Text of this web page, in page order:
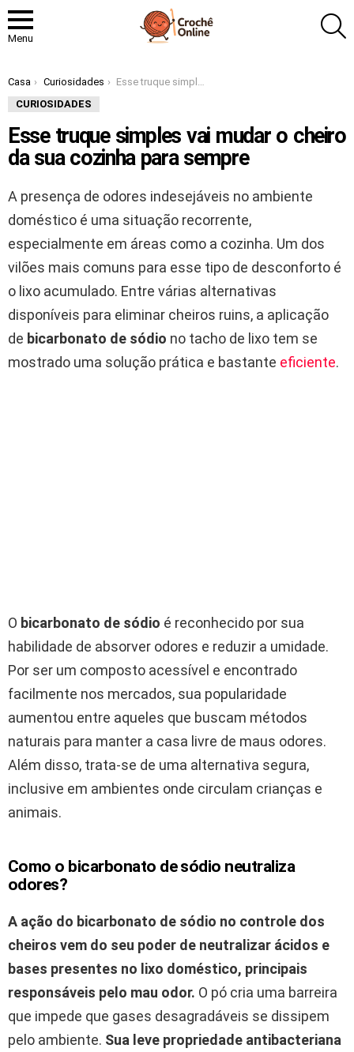
Menu
Você está aqui:
Casa Curiosidades
Esse truque simples vai mudar o cheiro da sua cozinha para sempre
CURIOSIDADES
Esse truque simples vai mudar o cheiro
da sua cozinha para sempre
A presença de odores indesejáveis no ambiente
doméstico é uma situação recorrente,
especialmente em áreas como a cozinha. Um dos
vilões mais comuns para esse tipo de desconforto é
o lixo acumulado. Entre várias alternativas
disponíveis para eliminar cheiros ruins, a aplicação
de bicarbonato de sódio no tacho de lixo tem se
mostrado uma solução prática e bastante eficiente.
O bicarbonato de sódio é reconhecido por sua
habilidade de absorver odores e reduzir a umidade.
Por ser um composto acessível e encontrado
facilmente nos mercados, sua popularidade
aumentou entre aqueles que buscam métodos
naturais para manter a casa livre de maus odores.
Além disso, trata-se de uma alternativa segura,
inclusive em ambientes onde circulam crianças e
animais.
Como o bicarbonato de sódio neutraliza
odores?
A ação do bicarbonato de sódio no controle dos
cheiros vem do seu poder de neutralizar ácidos e
bases presentes no lixo doméstico, principais
responsáveis pelo mau odor. O pó cria uma barreira
que impede que gases desagradáveis se dissipem
pelo ambiente. Sua leve propriedade antibacteriana